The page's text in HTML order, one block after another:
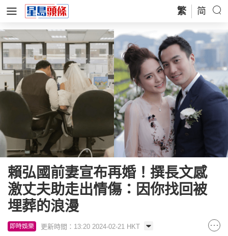
繁 简
賴弘國前妻宣布再婚！撰長文感
激丈夫助走出情傷：因你找回被
埋葬的浪漫
即時娛樂 更新時間：13:20 2024-02-21 HKT